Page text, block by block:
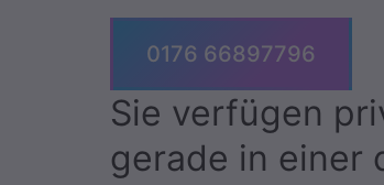
0176 66897796
Sie verfügen
gerade in einer